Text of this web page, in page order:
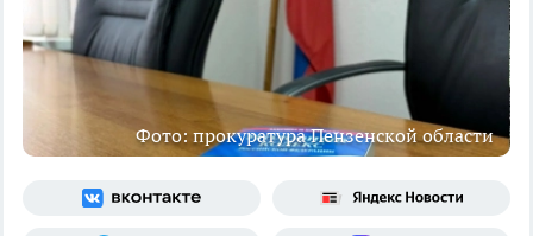
Фото: прокуратура Пензенской области